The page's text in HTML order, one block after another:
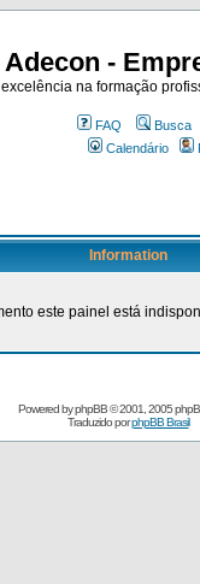
Adecon -
na formação
FAQ Busca
Calendário
Information
este painel está
Powered byphpBB© 2001, 2005
Traduzido porphpBB Brasil